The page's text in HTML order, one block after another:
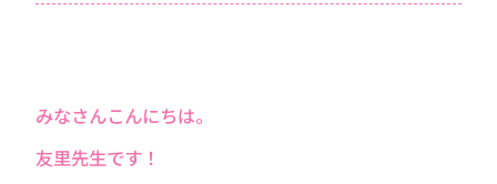
みなさんこんにちは。
友⾥先⽣です！